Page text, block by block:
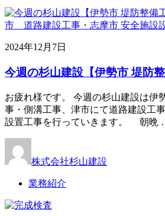
2024年12月7日
今週の杉山建設【伊勢市 堤防
お疲れ様です。 今週の杉山建設は伊
事・側溝工事、津市にて道路建設工
設置工事を行っていきます。 朝晩
株式会社杉山建設
業務紹介